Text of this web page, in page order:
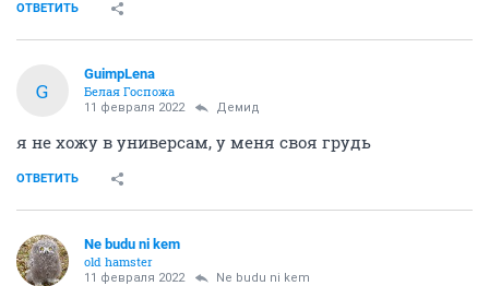
ОТВЕТИТЬ
G
GuimpLena
Белая Госпожа
11 февраля 2022 Демид
я не хожу в универсам, у меня своя грудь
ОТВЕТИТЬ
Ne budu ni kem
old hamster
11 февраля 2022 Ne budu ni kem